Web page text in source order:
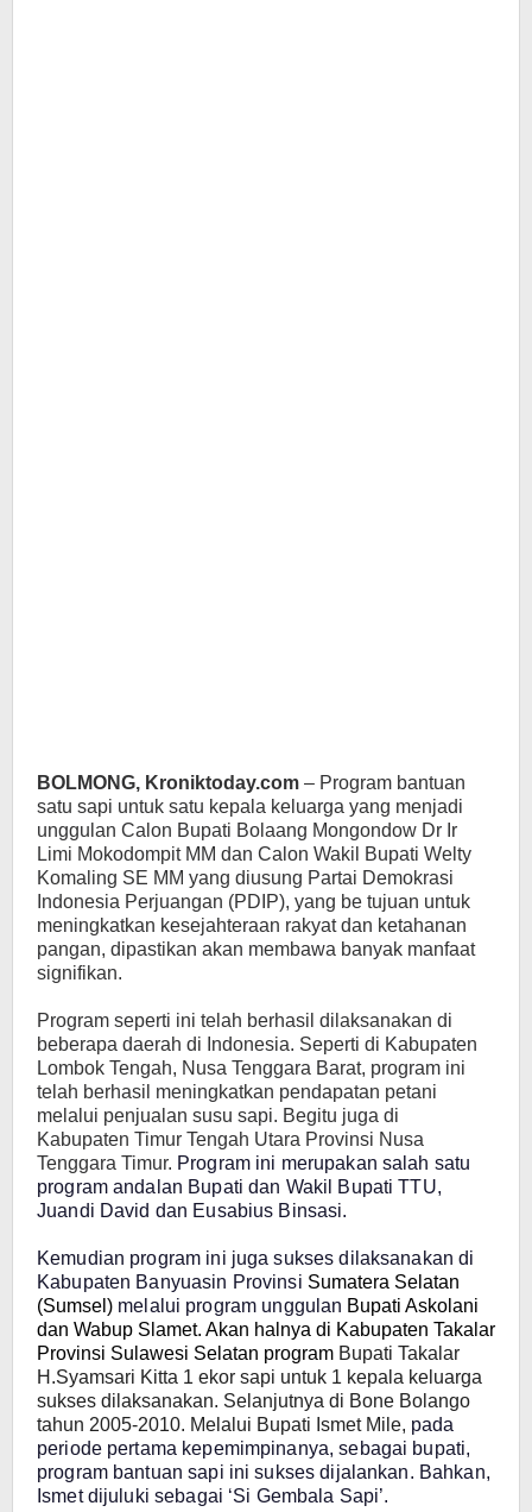
BOLMONG, Kroniktoday.com – Program bantuan
satu sapi untuk satu kepala keluarga yang menjadi
unggulan Calon Bupati Bolaang Mongondow Dr Ir
Limi Mokodompit MM dan Calon Wakil Bupati Welty
Komaling SE MM yang diusung Partai Demokrasi
Indonesia Perjuangan (PDIP), yang be tujuan untuk
meningkatkan kesejahteraan rakyat dan ketahanan
pangan, dipastikan akan membawa banyak manfaat
signifikan.
Program seperti ini telah berhasil dilaksanakan di
beberapa daerah di Indonesia. Seperti di Kabupaten
Lombok Tengah, Nusa Tenggara Barat, program ini
telah berhasil meningkatkan pendapatan petani
melalui penjualan susu sapi. Begitu juga di
Kabupaten Timur Tengah Utara Provinsi Nusa
Tenggara Timur. Program ini merupakan salah satu
program andalan Bupati dan Wakil Bupati TTU,
Juandi David dan Eusabius Binsasi.
Kemudian program ini juga sukses dilaksanakan di
Kabupaten Banyuasin Provinsi Sumatera Selatan
(Sumsel) melalui program unggulan Bupati Askolani
dan Wabup Slamet. Akan halnya di Kabupaten Takalar
Provinsi Sulawesi Selatan program Bupati Takalar
H.Syamsari Kitta 1 ekor sapi untuk 1 kepala keluarga
sukses dilaksanakan. Selanjutnya di Bone Bolango
tahun 2005-2010. Melalui Bupati Ismet Mile, pada
periode pertama kepemimpinanya, sebagai bupati,
program bantuan sapi ini sukses dijalankan. Bahkan,
Ismet dijuluki sebagai ‘Si Gembala Sapi’.